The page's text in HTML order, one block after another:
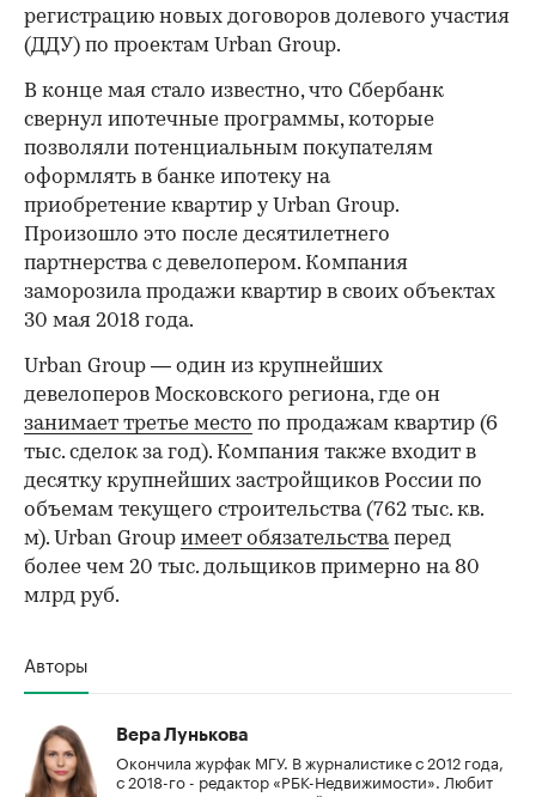
регистрацию новых договоров долевого участия
(ДДУ) по проектам Urban Group.
В конце мая стало известно, что Сбербанк
свернул ипотечные программы, которые
позволяли потенциальным покупателям
оформлять в банке ипотеку на
приобретение квартир у Urban Group.
Произошло это после десятилетнего
партнерства с девелопером. Компания
заморозила продажи квартир в своих объектах
30 мая 2018 года.
Urban Group — один из крупнейших
девелоперов Московского региона, где он
занимает третье место по продажам квартир (6
тыс. сделок за год). Компания также входит в
десятку крупнейших застройщиков России по
объемам текущего строительства (762 тыс. кв.
м). Urban Group​ имеет обязательстваперед
более чем 20 тыс. дольщиков примерно на 80
млрд руб.
Авторы
Вера Лунькова
Окончила журфак МГУ. В журналистике с 2012 года,
с 2018-го - редактор «РБК-Недвижимости». Любит